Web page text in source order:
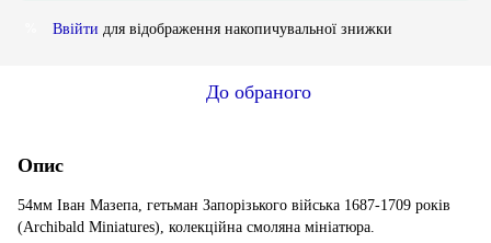
Ввійти для відображення накопичувальної знижки
До обраного
Опис
54мм Іван Мазепа, гетьман Запорізького війська 1687-1709 років
(Archibald Miniatures), колекційна смоляна мініатюра.